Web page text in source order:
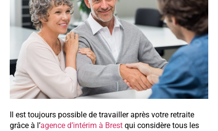
Il est toujours possible de travailler après votre retraite
grâce à l’agence d’intérim à Brest qui considère tous les